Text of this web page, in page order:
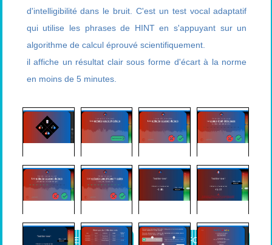
d'intelligibilité dans le bruit. C'est un test vocal adaptatif
qui utilise les phrases de HINT en s'appuyant sur un
algorithme de calcul éprouvé scientifiquement.
il affiche un résultat clair sous forme d'écart à la norme
en moins de 5 minutes.
DEMANDE DE DEVIS PLUS D'INFORMATIONS